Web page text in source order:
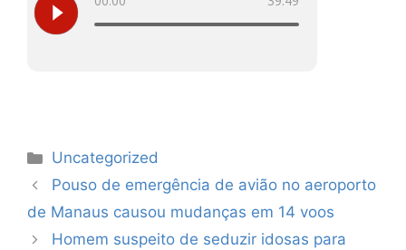
Categorias
Uncategorized
Pouso de emergência de avião no aeroporto
de Manaus causou mudanças em 14 voos
Homem suspeito de seduzir idosas para